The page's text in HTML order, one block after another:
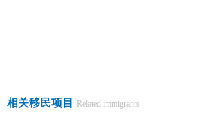
下一篇:金征远皇家移民总裁应邀出席《2026
相关移民项目 Related immigrants